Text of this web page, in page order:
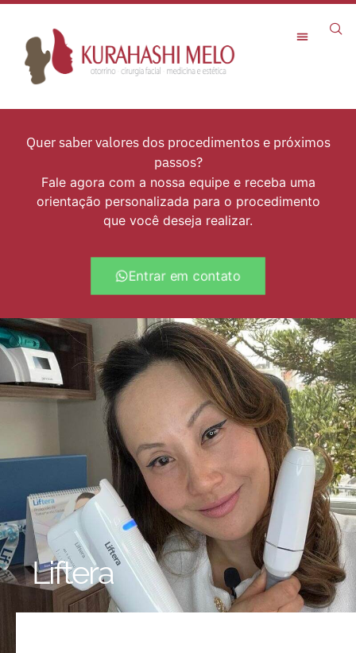
Quer saber valores dos procedimentos e próximos
passos?
Fale agora com a nossa equipe e receba uma
orientação personalizada para o procedimento
que você deseja realizar.
Entrar em contato
Liftera